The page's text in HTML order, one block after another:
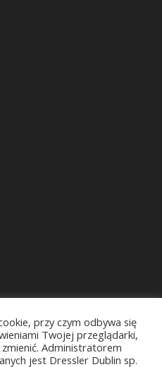
przy czym odbywa się
Twojej przeglądarki,
Administratorem
jest Dressler Dublin sp.